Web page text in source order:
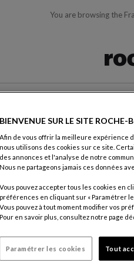
You are browsing the
suggestions en fonction de ce
rapidement.
BIENVENUE SUR LE SITE ROCHE-
Afin de vous offrir la meilleure expérience
nous utilisons des cookies sur ce site.
des annonces et l'analyse de notre
Nous ne partageons jamais ces données
Vous pouvez accepter tous les cookies en
préférences en cliquant sur « Paramétrer
Vous pouvez à tout moment modifier vos
Pour en savoir plus, consultez notre page
Paramétrer les cookies Tout